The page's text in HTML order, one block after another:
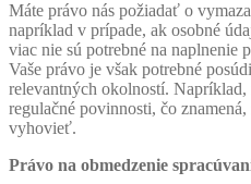
Máte právo nás požiadať o
napríklad v prípade, ak osobné
viac nie sú potrebné na naplnenie
Vaše právo je však potrebné
relevantných okolností. Napríklad,
regulačné povinnosti, čo
vyhovieť.
Právo na obmedzenie